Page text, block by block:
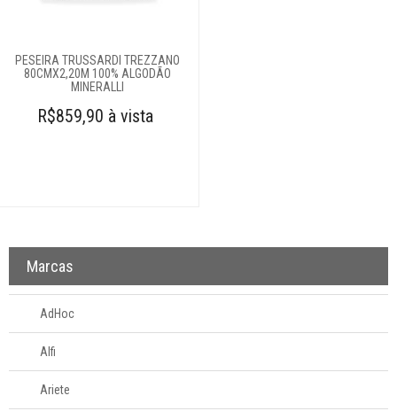
Criar conta
996581061
Televendas
61
996588122
PESEIRA TRUSSARDI TREZZANO
80CMX2,20M 100% ALGODÃO
MINERALLI
R$859,90 à vista
Marcas
AdHoc
Alfi
Ariete